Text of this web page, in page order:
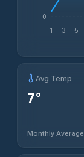
1 3 5
0
Avg Temp
7°
Monthly Average